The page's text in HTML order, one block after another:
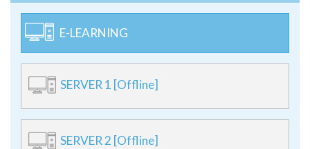
E-LEARNING
SERVER 1 [Offline]
SERVER 2 [Offline]